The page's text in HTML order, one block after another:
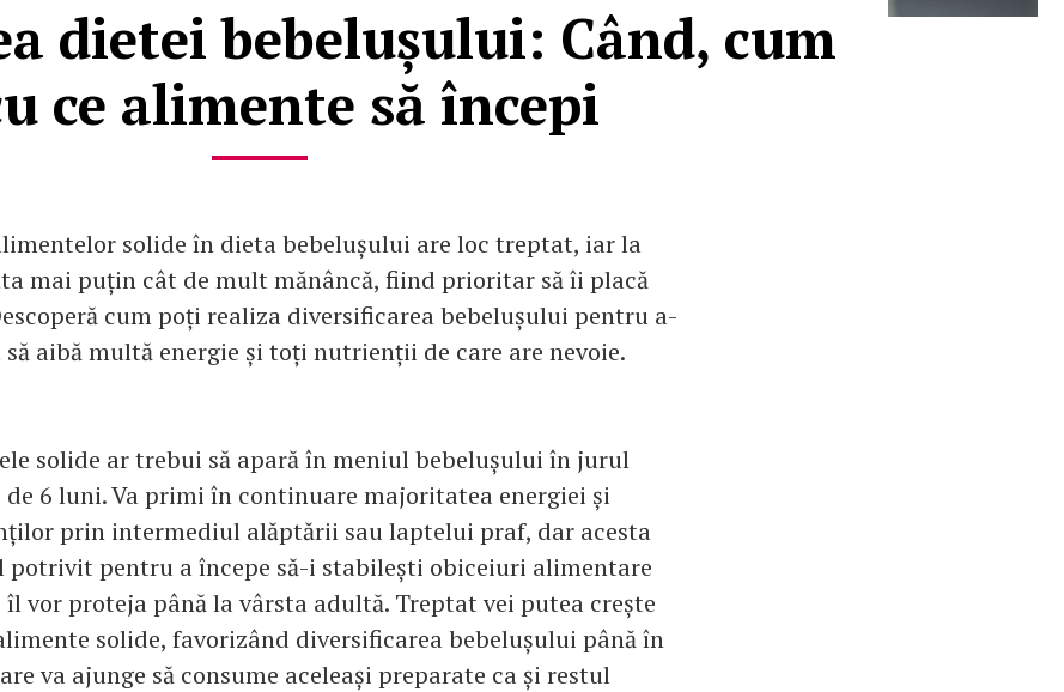
dietei bebelușului: Când, cum
ce alimente să începi
solide în dieta bebelușului are loc treptat, iar la
mai puțin cât de mult mănâncă, fiind prioritar să îi placă
cum poți realiza diversificarea bebelușului pentru a-
aibă multă energie și toți nutrienții de care are nevoie.
solide ar trebui să apară în meniul bebelușului în jurul
de 6 luni. Va primi în continuare majoritatea energiei și
prin intermediul alăptării sau laptelui praf, dar acesta
potrivit pentru a începe să-i stabilești obiceiuri alimentare
îl vor proteja până la vârsta adultă. Treptat vei putea crește
solide, favorizând diversificarea bebelușului până în
va ajunge să consume aceleași preparate ca și restul